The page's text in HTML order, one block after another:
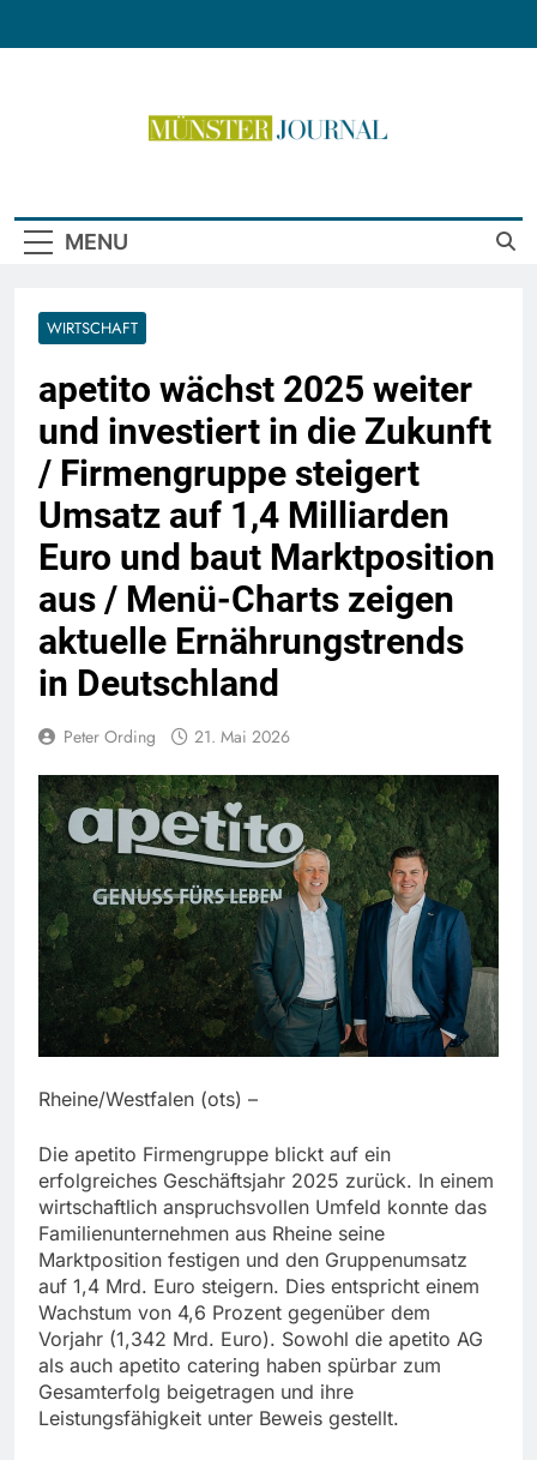
MENU
WIRTSCHAFT
apetito wächst 2025 weiter
und investiert in die Zukunft
/ Firmengruppe steigert
Umsatz auf 1,4 Milliarden
Euro und baut Marktposition
aus / Menü-Charts zeigen
aktuelle Ernährungstrends
in Deutschland
Peter Ording 21. Mai 2026
Rheine/Westfalen (ots) –
Die apetito Firmengruppe blickt auf ein
erfolgreiches Geschäftsjahr 2025 zurück. In einem
wirtschaftlich anspruchsvollen Umfeld konnte das
Familienunternehmen aus Rheine seine
Marktposition festigen und den Gruppenumsatz
auf 1,4 Mrd. Euro steigern. Dies entspricht einem
Wachstum von 4,6 Prozent gegenüber dem
Vorjahr (1,342 Mrd. Euro). Sowohl die apetito AG
als auch apetito catering haben spürbar zum
Gesamterfolg beigetragen und ihre
Leistungsfähigkeit unter Beweis gestellt.